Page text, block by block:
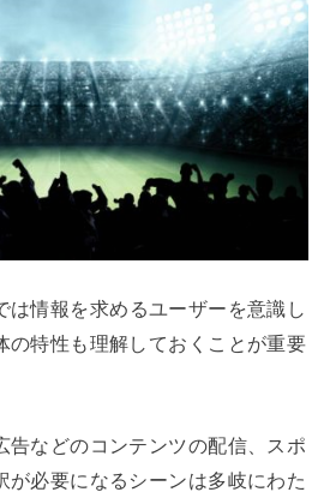
は情報を求めるユーザーを意識し
の特性も理解しておくことが重要
告などのコンテンツの配信、スポ
が必要になるシーンは多岐にわた